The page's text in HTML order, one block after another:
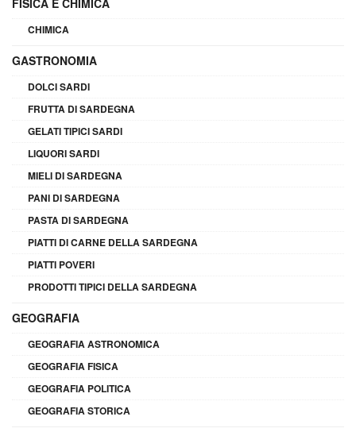
CHIMICA
GASTRONOMIA
DOLCI SARDI
FRUTTA DI SARDEGNA
GELATI TIPICI SARDI
LIQUORI SARDI
MIELI DI SARDEGNA
PANI DI SARDEGNA
PASTA DI SARDEGNA
PIATTI DI CARNE DELLA SARDEGNA
PIATTI POVERI
PRODOTTI TIPICI DELLA SARDEGNA
GEOGRAFIA
GEOGRAFIA ASTRONOMICA
GEOGRAFIA FISICA
GEOGRAFIA POLITICA
GEOGRAFIA STORICA